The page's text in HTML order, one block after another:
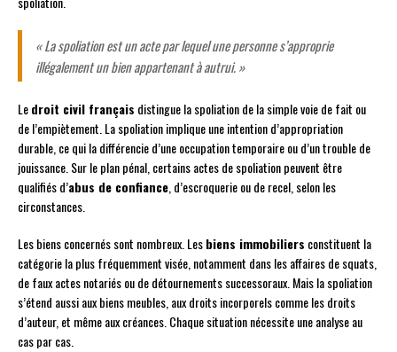
« La spoliation est un acte par lequel une personne s’approprie
illégalement un bien appartenant à autrui. »
Ledroit civil français distingue la spoliation de la simple voie de fait ou
de l’empiètement. La spoliation implique une intention d’appropriation
durable, ce qui la différencie d’une occupation temporaire ou d’un trouble de
jouissance. Sur le plan pénal, certains actes de spoliation peuvent être
qualifiés d’abus de confiance, d’escroquerie ou de recel, selon les
circonstances.
Les biens concernés sont nombreux. Lesbiens immobiliers constituent la
catégorie la plus fréquemment visée, notamment dans les affaires de squats,
de faux actes notariés ou de détournements successoraux. Mais la spoliation
s’étend aussi aux biens meubles, aux droits incorporels comme les droits
d’auteur, et même aux créances. Chaque situation nécessite une analyse au
cas par cas.